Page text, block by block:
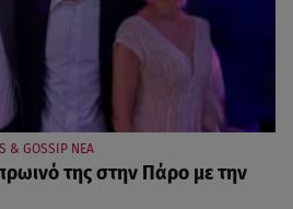
& GOSSIP ΝΕΑ
της στην Πάρο με την